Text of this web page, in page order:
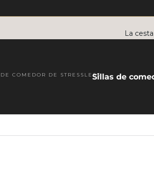
La
COMEDOR DE STRESSLESSSillas de